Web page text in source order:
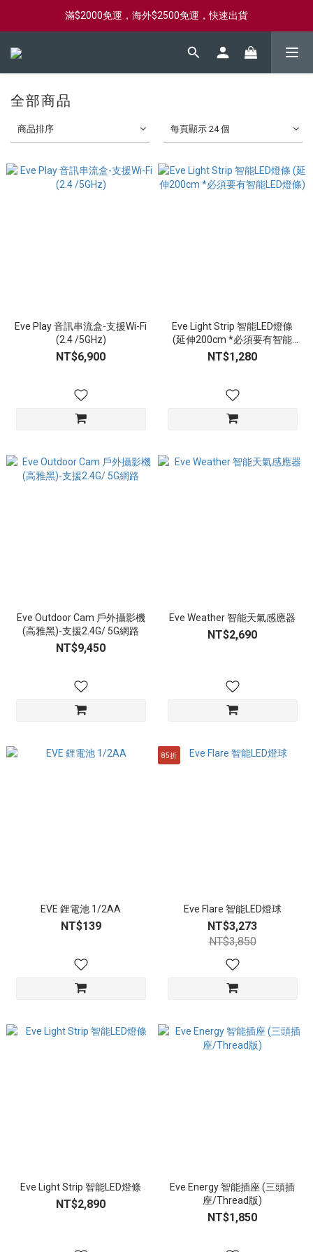
新會員首購滿$2000，送購物金$2000
滿$2000免運，海外$2500免運，快速出貨
新會員首購滿$2000，送購物金$2000
全部商品
商品排序 每頁顯示 24 個
Eve Play 音訊串流盒-支援Wi-Fi
(2.4 /5GHz)
NT$6,900
Eve Light Strip 智能LED燈條
(延伸200cm *必須要有智能
LED燈條)
NT$1,280
Eve Outdoor Cam 戶外攝影機
(高雅黑)-支援2.4G/ 5G網路
NT$9,450
Eve Weather 智能天氣感應器
NT$2,690
EVE 鋰電池 1/2AA
NT$139
85折
Eve Flare 智能LED燈球
NT$3,273
NT$3,850
Eve Light Strip 智能LED燈條
NT$2,890
Eve Energy 智能插座 (三頭插
座/Thread版)
NT$1,850